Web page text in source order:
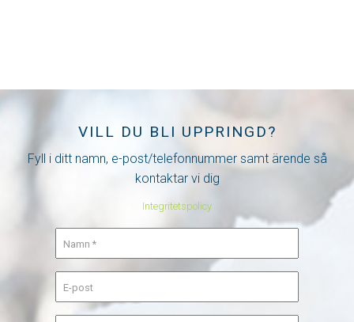
VILL DU BLI UPPRINGD?
Fyll i ditt namn, e-post/telefonnummer samt ärende så
kontaktar vi dig
Integritetspolicy